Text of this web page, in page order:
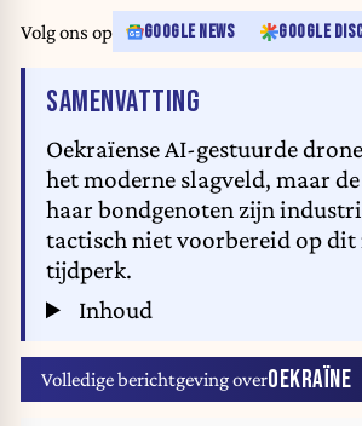
Volg ons op GOOGLE NEWS GOOGLE
SAMENVATTING
Oekraïense AI-gestuurde
het moderne slagveld, maar
haar bondgenoten zijn
tactisch niet voorbereid op dit
tijdperk.
Inhoud
Volledige berichtgeving overOEKRAÏNE